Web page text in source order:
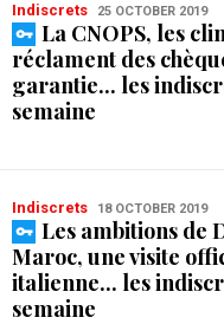
Indiscrets 25 OCTOBER 2019
La CNOPS, les
réclament des
garantie... les
semaine
Indiscrets 18 OCTOBER 2019
Les ambitions de
Maroc, une visite
italienne... les
semaine